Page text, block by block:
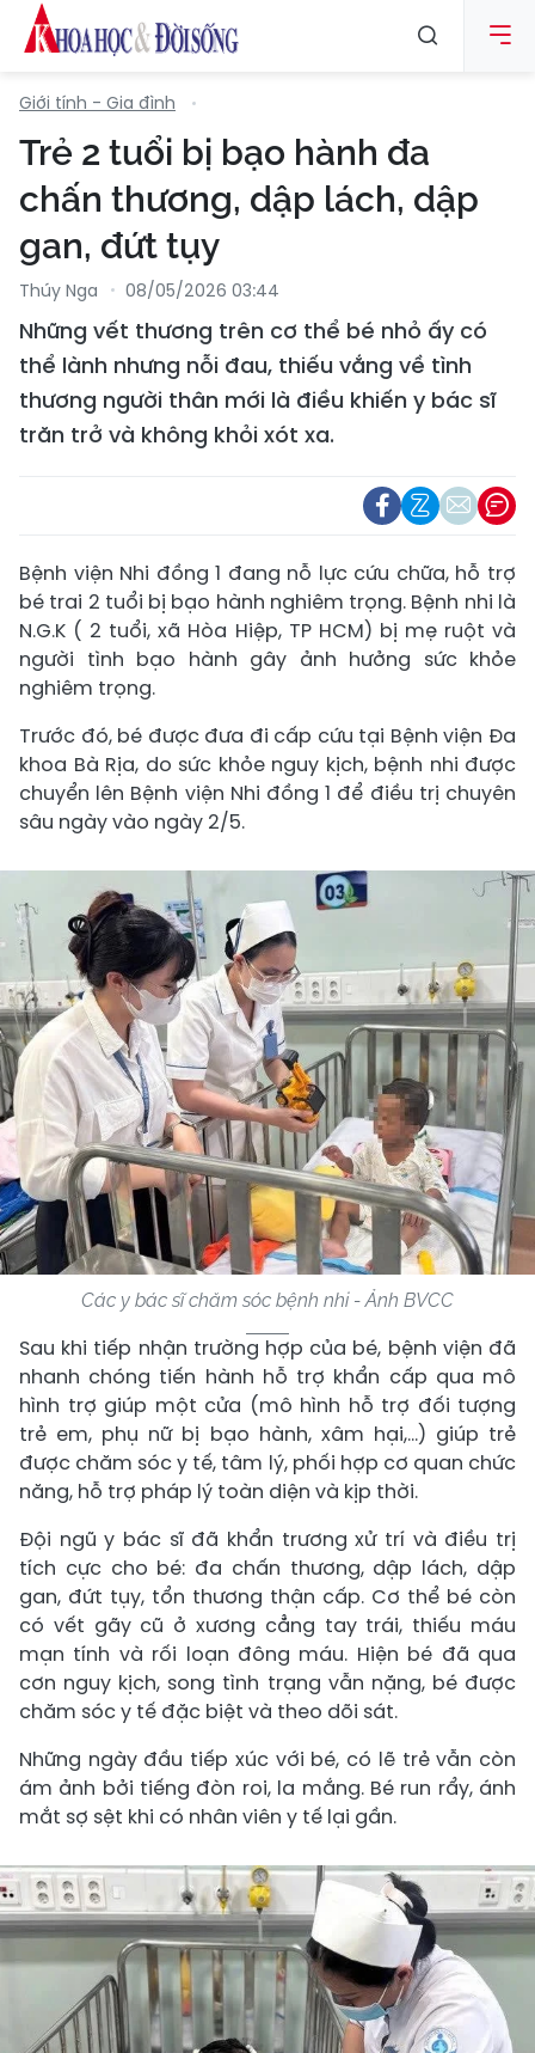
Giới tính - Gia đình
Trẻ 2 tuổi bị bạo hành đa
chấn thương, dập lách, dập
gan, đứt tụy
Thúy Nga 08/05/2026 03:44
Những vết thương trên cơ thể bé nhỏ ấy có
thể lành nhưng nỗi đau, thiếu vắng về tình
thương người thân mới là điều khiến y bác sĩ
trăn trở và không khỏi xót xa.
Bệnh viện Nhi đồng 1 đang nỗ lực cứu chữa, hỗ trợ
bé trai 2 tuổi bị bạo hành nghiêm trọng. Bệnh nhi là
N.G.K ( 2 tuổi, xã Hòa Hiệp, TP HCM) bị mẹ ruột và
người tình bạo hành gây ảnh hưởng sức khỏe
nghiêm trọng.
Trước đó, bé được đưa đi cấp cứu tại Bệnh viện Đa
khoa Bà Rịa, do sức khỏe nguy kịch, bệnh nhi được
chuyển lên Bệnh viện Nhi đồng 1 để điều trị chuyên
sâu ngày vào ngày 2/5.
Các y bác sĩ chăm sóc bệnh nhi - Ảnh BVCC
Sau khi tiếp nhận trường hợp của bé, bệnh viện đã
nhanh chóng tiến hành hỗ trợ khẩn cấp qua mô
hình trợ giúp một cửa (mô hình hỗ trợ đối tượng
trẻ em, phụ nữ bị bạo hành, xâm hại,…) giúp trẻ
được chăm sóc y tế, tâm lý, phối hợp cơ quan chức
năng, hỗ trợ pháp lý toàn diện và kịp thời.
Đội ngũ y bác sĩ đã khẩn trương xử trí và điều trị
tích cực cho bé: đa chấn thương, dập lách, dập
gan, đứt tụy, tổn thương thận cấp. Cơ thể bé còn
có vết gãy cũ ở xương cẳng tay trái, thiếu máu
mạn tính và rối loạn đông máu. Hiện bé đã qua
cơn nguy kịch, song tình trạng vẫn nặng, bé được
chăm sóc y tế đặc biệt và theo dõi sát.
Những ngày đầu tiếp xúc với bé, có lẽ trẻ vẫn còn
ám ảnh bởi tiếng đòn roi, la mắng. Bé run rẩy, ánh
mắt sợ sệt khi có nhân viên y tế lại gần.